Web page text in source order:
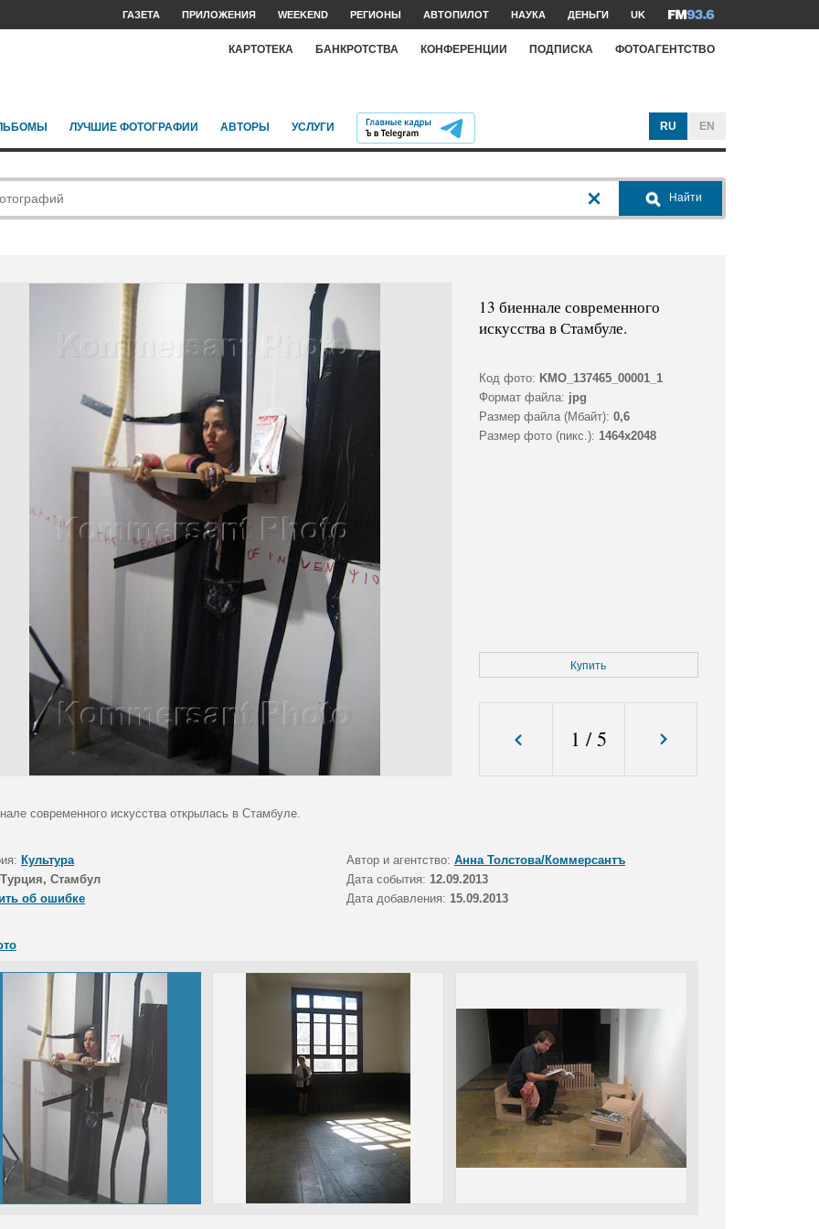
ГАЗЕТА ПРИЛОЖЕНИЯ WEEKEND РЕГИОНЫ АВТОПИЛОТ НАУКА ДЕНЬГИ UK
КАРТОТЕКА БАНКРОТСТВА КОНФЕРЕНЦИИ ПОДПИСКА ФОТОАГЕНТСТВО
ЛУЧШИЕ ФОТОГРАФИИ АВТОРЫ УСЛУГИ RU EN
Найти
13 биеннале современного
искусства в Стамбуле.
Код фото: KMO_137465_00001_1
Формат файла: jpg
Размер файла (Мбайт): 0,6
Размер фото (пикс.): 1464x2048
Купить
1 /5
современного искусства открылась в Стамбуле.
Культура Автор и агентство: Анна Толстова/Коммерсантъ
Турция, Стамбул Дата события: 12.09.2013
об ошибке
Дата добавления: 15.09.2013